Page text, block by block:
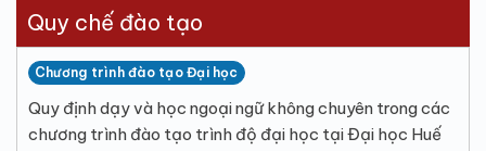
Quy chế đào tạo
Chương trình đào tạo Đại học
Quy định dạy và học ngoại ngữ không chuyên trong các
chương trình đào tạo trình độ đại học tại Đại học Huế